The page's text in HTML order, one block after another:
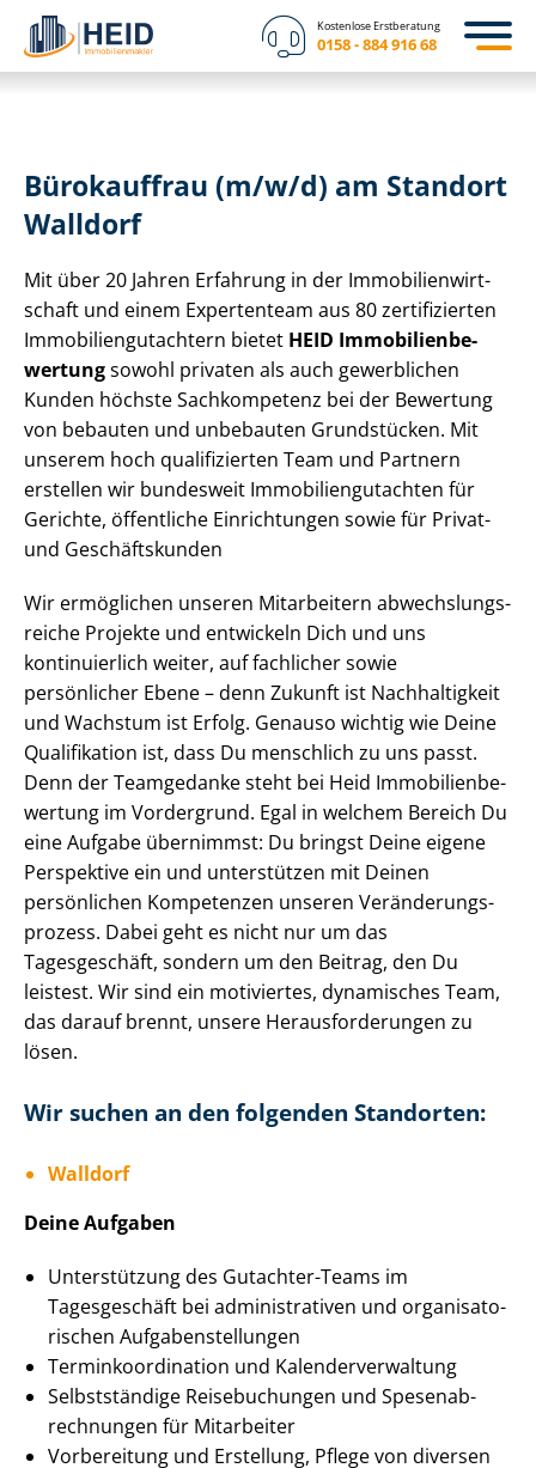
Kostenlose Erstberatung
0158 - 884 916 68
Bürokauffrau (m/w/d) am Standort
Walldorf
Mit über 20 Jahren Erfahrung in der Im­mo­bi­li­en­wirt­
schaft und einem Expertenteam aus 80 zertifizierten
Im­mo­bi­li­en­gut­ach­tern bietet HEID Im­mo­bi­li­en­be­
wer­tungsowohl privaten als auch gewerblichen
Kunden höchste Sachkompetenz bei der Bewertung
von bebauten und unbebauten Grundstücken. Mit
unserem hoch qualifizierten Team und Partnern
erstellen wir bundesweit Im­mo­bi­li­en­gut­ach­ten für
Gerichte, öffentliche Einrichtungen sowie für Privat-
und Geschäftskunden
Wir ermöglichen unseren Mitarbeitern ab­wechs­lungs­
rei­che Projekte und entwickeln Dich und uns
kontinuierlich weiter, auf fachlicher sowie
persönlicher Ebene – denn Zukunft ist Nachhaltigkeit
und Wachstum ist Erfolg. Genauso wichtig wie Deine
Qualifikation ist, dass Du menschlich zu uns passt.
Denn der Teamgedanke steht bei Heid Im­mo­bi­li­en­be­
wer­tung im Vordergrund. Egal in welchem Bereich Du
eine Aufgabe übernimmst: Du bringst Deine eigene
Perspektive ein und unterstützen mit Deinen
persönlichen Kompetenzen unseren Ver­än­de­rungs­
pro­zess. Dabei geht es nicht nur um das
Tagesgeschäft, sondern um den Beitrag, den Du
leistest. Wir sind ein motiviertes, dynamisches Team,
das darauf brennt, unsere Her­aus­for­de­run­gen zu
lösen.
Wir suchen an den folgenden Standorten:
Walldorf
Deine Aufgaben
Unterstützung des Gutachter-Teams im
Tagesgeschäft bei administrativen und or­ga­ni­sa­to­
ri­schen Auf­ga­ben­stel­lun­gen
Ter­min­ko­or­di­na­ti­on und Ka­len­der­ver­wal­tung
Selbstständige Reisebuchungen und Spe­sen­ab­
rech­nun­gen für Mitarbeiter
Vorbereitung und Erstellung, Pflege von diversen